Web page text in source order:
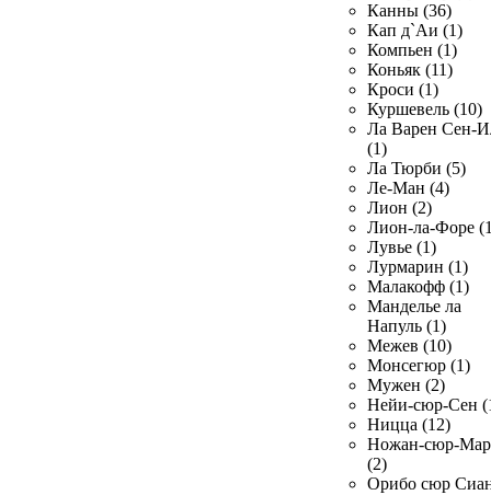
Канны (36)
Кап д`Аи (1)
Компьен (1)
Коньяк (11)
Кроси (1)
Куршевель (10)
Ла Варен Сен-
(1)
Ла Тюрби (5)
Ле-Ман (4)
Лион (2)
Лион-ла-Форе
Лувье (1)
Лурмарин (1)
Малакофф (1)
Манделье ла
Напуль (1)
Межев (10)
Монсегюр (1)
Мужен (2)
Нейи-сюр-Сен
Ницца (12)
Ножан-сюр-
(2)
Орибо сюр